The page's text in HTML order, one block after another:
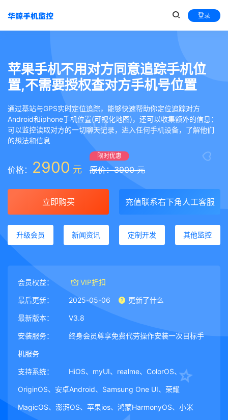
登录
苹果手机不用对方同意追踪手机位
置,不需要授权查对方手机号位置
通过基站与GPS实时定位追踪，能够快速帮助你定位追踪对方
Android和iphone手机位置(可视化地图)，还可以收集额外的信息：
可以监控读取对方的一切聊天记录，进入任何手机设备，了解他们
的想法和信息
价格： 2900 元
限时优惠
原价：3900 元
立即购买 充值联系右下角人工客服
升级会员 新闻资讯 定制开发 其他监控
会员权益： VIP折扣
最后更新： 2025-05-06 更新了什么
最新版本： V3.8
安装服务： 终身会员尊享免费代劳操作安装一次目标手
机服务
支持系统： HiOS、myUI、realme、ColorOS、
OriginOS、安卓Android、Samsung One UI、荣耀
MagicOS、澎湃OS、苹果ios、鸿蒙HarmonyOS、小米